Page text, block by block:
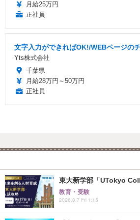
月給25万円
正社員
文字入力ができればOK!/WEBページの
Yts株式会社
千葉県
月給28万円～50万円
正社員
東大新学部「UTokyo
教育・受験
2026.8.7 Fri 1:15